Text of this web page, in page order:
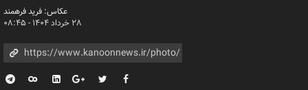
عکاس: فرید فرهمند
۲۸ خرداد ۱۴۰۴ - ۰۸:۴۵